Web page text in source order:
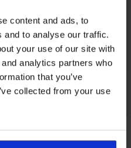
content and ads, to
and to analyse our traffic.
your use of our site with
analytics partners who
that you’ve
collected from your use